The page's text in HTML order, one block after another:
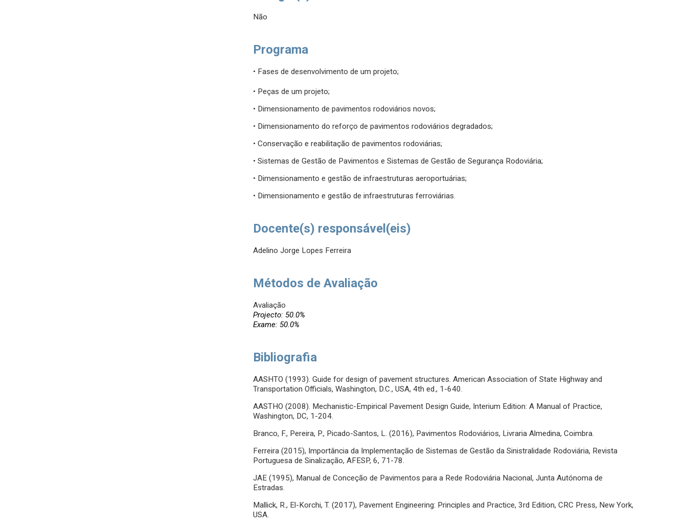
Não
Programa
• Fases de desenvolvimento de um projeto;
• Peças de um projeto;
• Dimensionamento de pavimentos rodoviários novos;
• Dimensionamento do reforço de pavimentos rodoviários degradados;
• Conservação e reabilitação de pavimentos rodoviárias;
• Sistemas de Gestão de Pavimentos e Sistemas de Gestão de Segurança Rodoviária;
• Dimensionamento e gestão de infraestruturas aeroportuárias;
• Dimensionamento e gestão de infraestruturas ferroviárias.
Docente(s) responsável(eis)
Adelino Jorge Lopes Ferreira
Métodos de Avaliação
Avaliação
Projecto: 50.0%
Exame: 50.0%
Bibliografia
AASHTO (1993). Guide for design of pavement structures. American Association of State Highway and
Transportation Officials, Washington, D.C., USA, 4th ed., 1-640.
AASTHO (2008). Mechanistic-Empirical Pavement Design Guide, Interium Edition: A Manual of Practice,
Washington, DC, 1-204.
Branco, F., Pereira, P., Picado-Santos, L. (2016), Pavimentos Rodoviários, Livraria Almedina, Coimbra.
Ferreira (2015), Importância da Implementação de Sistemas de Gestão da Sinistralidade Rodoviária, Revista
Portuguesa de Sinalização, AFESP, 6, 71-78.
JAE (1995), Manual de Conceção de Pavimentos para a Rede Rodoviária Nacional, Junta Autónoma de
Estradas.
Mallick, R., El-Korchi, T. (2017), Pavement Engineering: Principles and Practice, 3rd Edition, CRC Press, New York,
USA.